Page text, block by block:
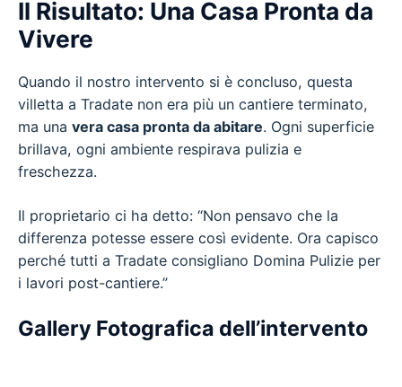
Il Risultato: Una Casa Pronta da
Vivere
Quando il nostro intervento si è concluso, questa
villetta a Tradate non era più un cantiere terminato,
ma una vera casa pronta da abitare. Ogni superficie
brillava, ogni ambiente respirava pulizia e
freschezza.
Il proprietario ci ha detto: “Non pensavo che la
differenza potesse essere così evidente. Ora capisco
perché tutti a Tradate consigliano Domina Pulizie per
i lavori post-cantiere.”
Gallery Fotografica dell’intervento